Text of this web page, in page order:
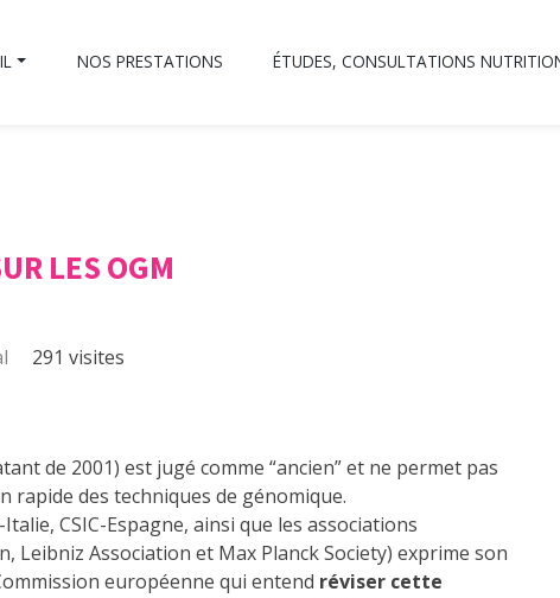
NOS PRESTATIONS ÉTUDES, CONSULTATIONS
LES OGM
291 visites
de 2001) est jugé comme “ancien” et ne permet pas
rapide des techniques de génomique.
Italie, CSIC-Espagne, ainsi que les associations
Leibniz Association et Max Planck Society) exprime son
européenne qui entend réviser cette